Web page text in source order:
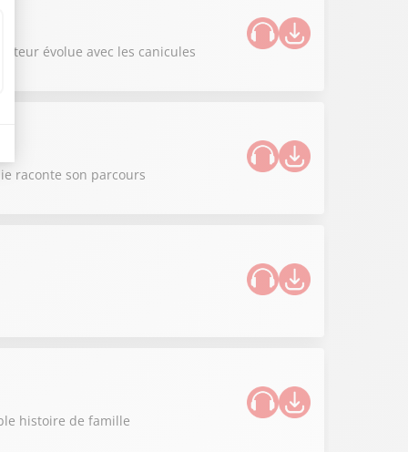
évolue avec les canicules
raconte son parcours
histoire de famille